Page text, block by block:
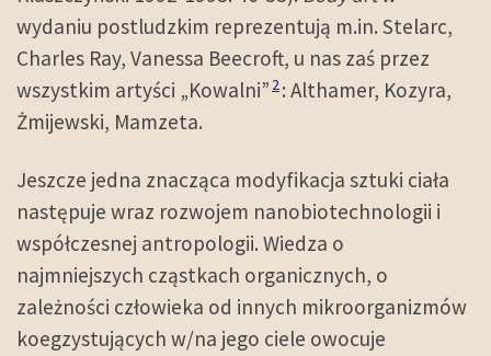
wydaniu postludzkim reprezentują m.in. Stelarc,
Charles Ray, Vanessa Beecroft, u nas zaś przez
wszystkim artyści „Kowalni” 2: Althamer, Kozyra,
Żmijewski, Mamzeta.
Jeszcze jedna znacząca modyfikacja sztuki ciała
następuje wraz rozwojem nanobiotechnologii i
współczesnej antropologii. Wiedza o
najmniejszych cząstkach organicznych, o
zależności człowieka od innych mikroorganizmów
koegzystujących w/na jego ciele owocuje